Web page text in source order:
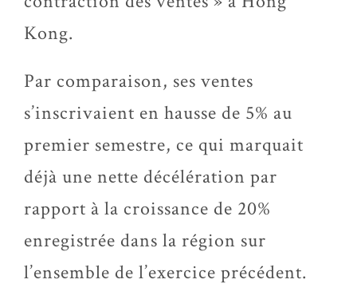
Kong.
Par comparaison, ses ventes
s’inscrivaient en hausse de 5% au
premier semestre, ce qui marquait
déjà une nette décélération par
rapport à la croissance de 20%
enregistrée dans la région sur
l’ensemble de l’exercice précédent.